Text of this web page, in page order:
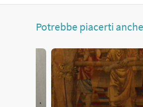
Potrebbe piacerti anche